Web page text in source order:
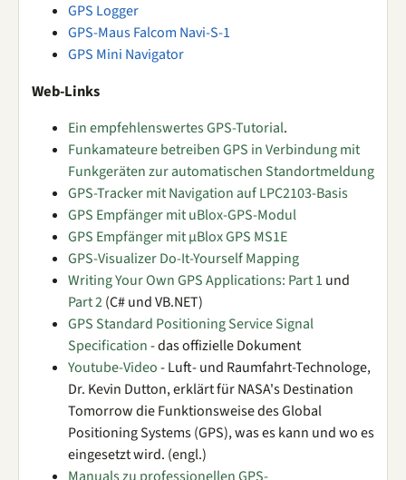
GPS Logger
GPS-Maus Falcom Navi-S-1
GPS Mini Navigator
Web-Links
Ein empfehlenswertes GPS-Tutorial.
Funkamateure betreiben GPS in Verbindung mit
Funkgeräten zur automatischen Standortmeldung
GPS-Tracker mit Navigation auf LPC2103-Basis
GPS Empfänger mit uBlox-GPS-Modul
GPS Empfänger mit µBlox GPS MS1E
GPS-Visualizer Do-It-Yourself Mapping
Writing Your Own GPS Applications: Part 1 und
Part 2(C# und VB.NET)
GPS Standard Positioning Service Signal
Specification- das offizielle Dokument
Youtube-Video- Luft- und Raumfahrt-Technologe,
Dr. Kevin Dutton, erklärt für NASA's Destination
Tomorrow die Funktionsweise des Global
Positioning Systems (GPS), was es kann und wo es
eingesetzt wird. (engl.)